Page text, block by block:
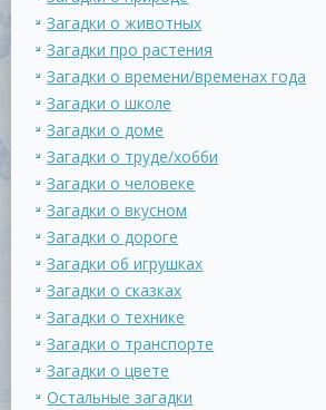
Загадки о животных
Загадки про растения
Загадки о времени/временах года
Загадки о школе
Загадки о доме
Загадки о труде/хобби
Загадки о человеке
Загадки о вкусном
Загадки о дороге
Загадки об игрушках
Загадки о сказках
Загадки о технике
Загадки о транспорте
Загадки о цвете
Остальные загадки